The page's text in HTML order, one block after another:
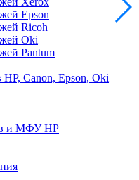
Epson
Ricoh
Oki
Pantum
HP, Canon, Epson, Oki
и МФУ HP